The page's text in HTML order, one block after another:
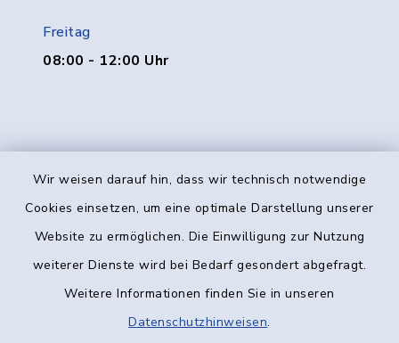
Wir weisen darauf hin, dass wir technisch notwendige
Cookies einsetzen, um eine optimale Darstellung unserer
Website zu ermöglichen. Die Einwilligung zur Nutzung
weiterer Dienste wird bei Bedarf gesondert abgefragt.
Weitere Informationen finden Sie in unseren
Datenschutzhinweisen.
Freitag
08:00 - 12:00 Uhr
Kontakt
Datenschutz